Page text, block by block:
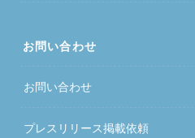
お問い合わせ
お問い合わせ
プレスリリース掲載依頼